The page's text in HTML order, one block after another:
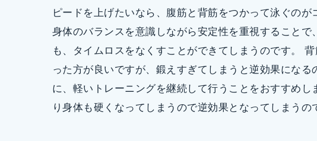
ピードを上げたいなら、腹筋と背筋をつかって泳ぐの
身体のバランスを意識しながら安定性を重視することで
も、タイムロスをなくすことができてしまうのです。
った方が良いですが、鍛えすぎてしまうと逆効果にな
に、軽いトレーニングを継続して行うことをおすすめ
り身体も硬くなってしまうので逆効果となってしまうの